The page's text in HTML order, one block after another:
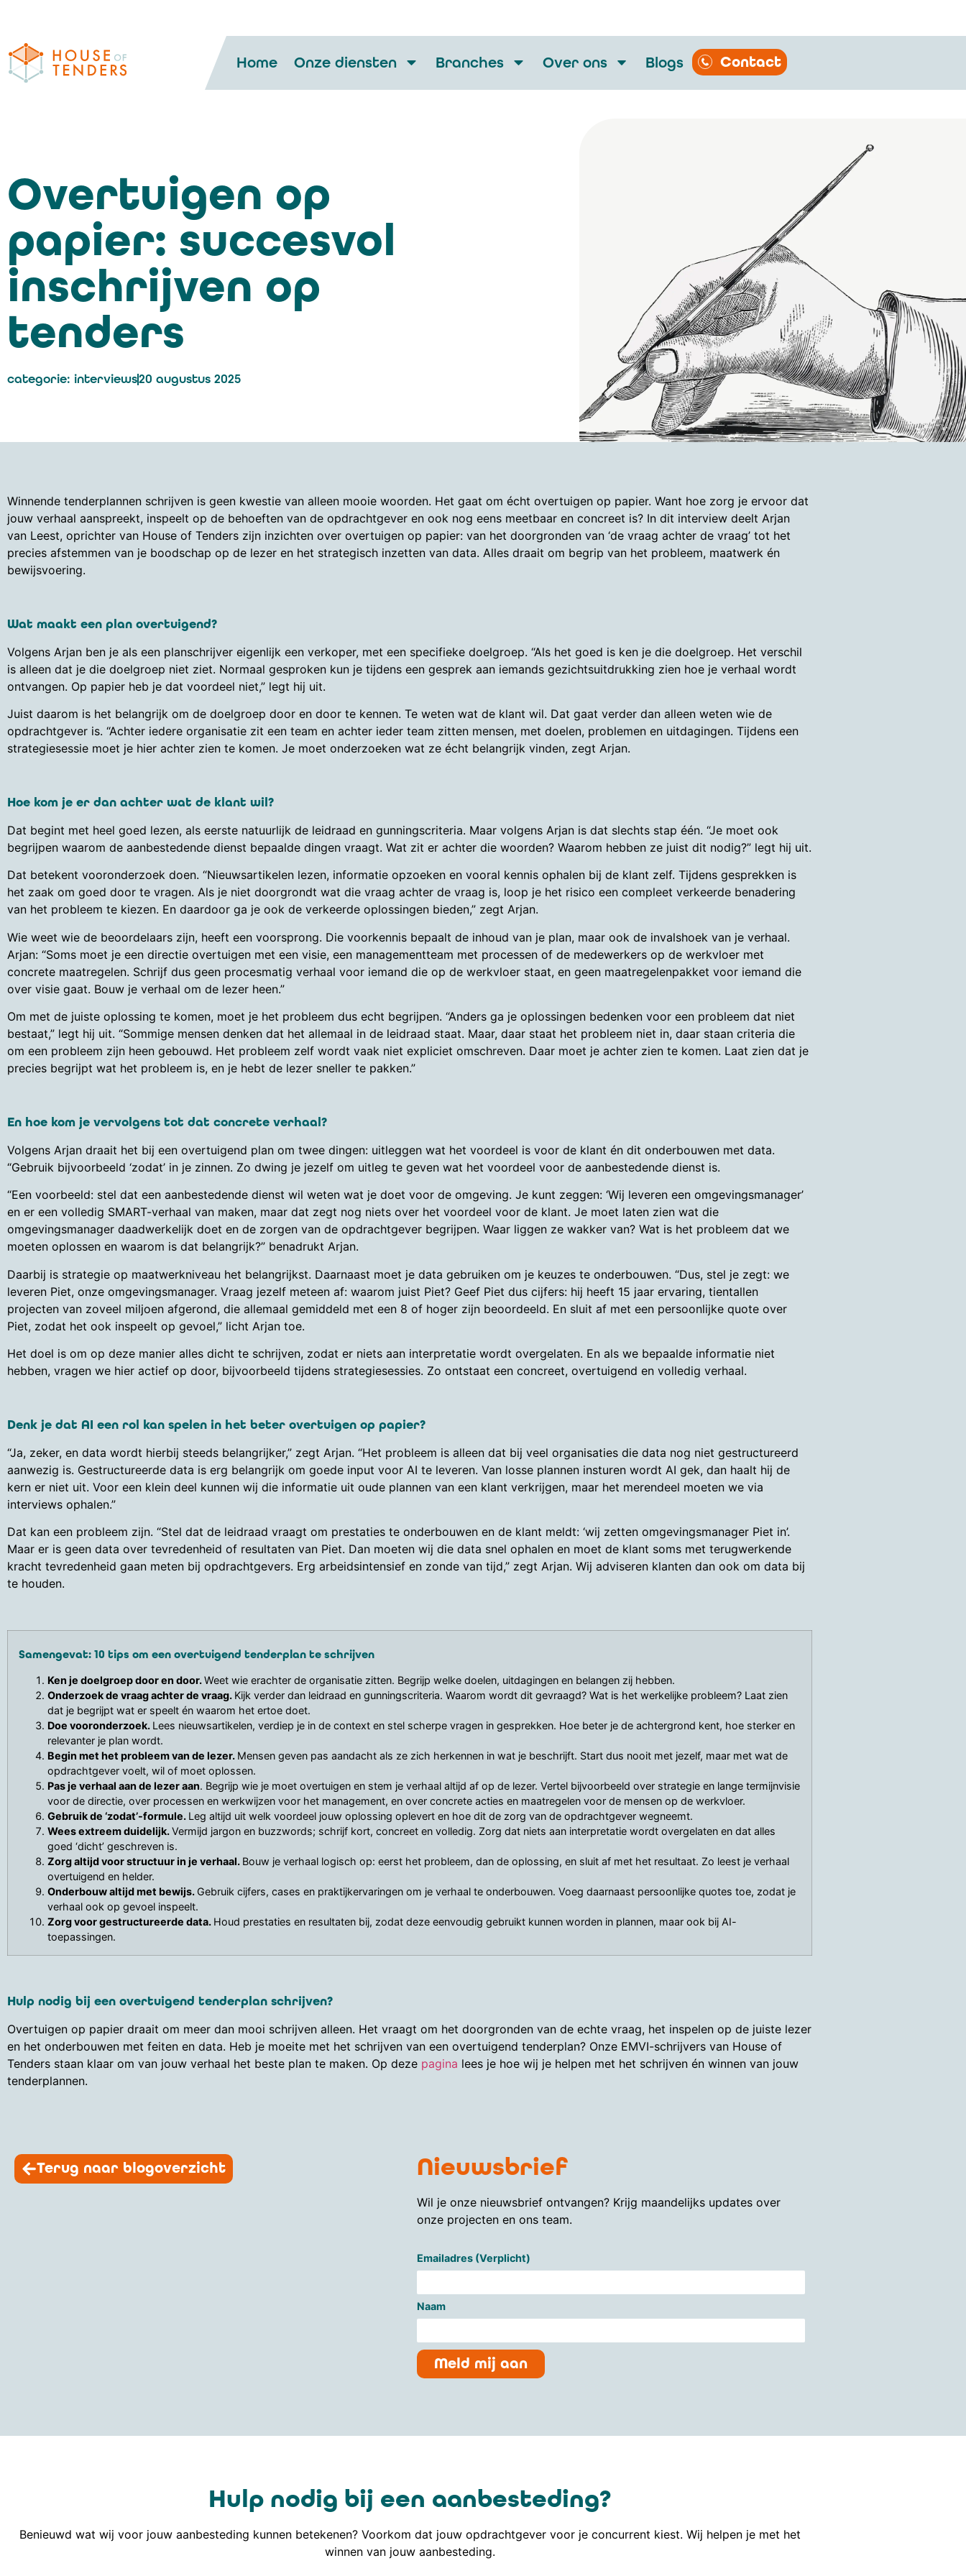
Home Onze diensten Branches Over ons Blogs Contact
Overtuigen op
papier: succesvol
inschrijven op
tenders
categorie: interviews20 augustus 2025
Winnende tenderplannen schrijven is geen kwestie van alleen mooie woorden. Het gaat om écht overtuigen op papier. Want hoe zorg je ervoor dat
jouw verhaal aanspreekt, inspeelt op de behoeften van de opdrachtgever en ook nog eens meetbaar en concreet is? In dit interview deelt Arjan
van Leest, oprichter van House of Tenders zijn inzichten over overtuigen op papier: van het doorgronden van ‘de vraag achter de vraag’ tot het
precies afstemmen van je boodschap op de lezer en het strategisch inzetten van data. Alles draait om begrip van het probleem, maatwerk én
bewijsvoering.
Wat maakt een plan overtuigend?
Volgens Arjan ben je als een planschrijver eigenlijk een verkoper, met een specifieke doelgroep. “Als het goed is ken je die doelgroep. Het verschil
is alleen dat je die doelgroep niet ziet. Normaal gesproken kun je tijdens een gesprek aan iemands gezichtsuitdrukking zien hoe je verhaal wordt
ontvangen. Op papier heb je dat voordeel niet,” legt hij uit.
Juist daarom is het belangrijk om de doelgroep door en door te kennen. Te weten wat de klant wil. Dat gaat verder dan alleen weten wie de
opdrachtgever is. “Achter iedere organisatie zit een team en achter ieder team zitten mensen, met doelen, problemen en uitdagingen. Tijdens een
strategiesessie moet je hier achter zien te komen. Je moet onderzoeken wat ze écht belangrijk vinden, zegt Arjan.
Hoe kom je er dan achter wat de klant wil?
Dat begint met heel goed lezen, als eerste natuurlijk de leidraad en gunningscriteria. Maar volgens Arjan is dat slechts stap één. “Je moet ook
begrijpen waarom de aanbestedende dienst bepaalde dingen vraagt. Wat zit er achter die woorden? Waarom hebben ze juist dit nodig?” legt hij uit.
Dat betekent vooronderzoek doen. “Nieuwsartikelen lezen, informatie opzoeken en vooral kennis ophalen bij de klant zelf. Tijdens gesprekken is
het zaak om goed door te vragen. Als je niet doorgrondt wat die vraag achter de vraag is, loop je het risico een compleet verkeerde benadering
van het probleem te kiezen. En daardoor ga je ook de verkeerde oplossingen bieden,” zegt Arjan.
Wie weet wie de beoordelaars zijn, heeft een voorsprong. Die voorkennis bepaalt de inhoud van je plan, maar ook de invalshoek van je verhaal.
Arjan: “Soms moet je een directie overtuigen met een visie, een managementteam met processen of de medewerkers op de werkvloer met
concrete maatregelen. Schrijf dus geen procesmatig verhaal voor iemand die op de werkvloer staat, en geen maatregelenpakket voor iemand die
over visie gaat. Bouw je verhaal om de lezer heen.”
Om met de juiste oplossing te komen, moet je het probleem dus echt begrijpen. “Anders ga je oplossingen bedenken voor een probleem dat niet
bestaat,” legt hij uit. “Sommige mensen denken dat het allemaal in de leidraad staat. Maar, daar staat het probleem niet in, daar staan criteria die
om een probleem zijn heen gebouwd. Het probleem zelf wordt vaak niet expliciet omschreven. Daar moet je achter zien te komen. Laat zien dat je
precies begrijpt wat het probleem is, en je hebt de lezer sneller te pakken.”
En hoe kom je vervolgens tot dat concrete verhaal?
Volgens Arjan draait het bij een overtuigend plan om twee dingen: uitleggen wat het voordeel is voor de klant én dit onderbouwen met data.
“Gebruik bijvoorbeeld ‘zodat’ in je zinnen. Zo dwing je jezelf om uitleg te geven wat het voordeel voor de aanbestedende dienst is.
“Een voorbeeld: stel dat een aanbestedende dienst wil weten wat je doet voor de omgeving. Je kunt zeggen: ‘Wij leveren een omgevingsmanager’
en er een volledig SMART-verhaal van maken, maar dat zegt nog niets over het voordeel voor de klant. Je moet laten zien wat die
omgevingsmanager daadwerkelijk doet en de zorgen van de opdrachtgever begrijpen. Waar liggen ze wakker van? Wat is het probleem dat we
moeten oplossen en waarom is dat belangrijk?” benadrukt Arjan.
Daarbij is strategie op maatwerkniveau het belangrijkst. Daarnaast moet je data gebruiken om je keuzes te onderbouwen. “Dus, stel je zegt: we
leveren Piet, onze omgevingsmanager. Vraag jezelf meteen af: waarom juist Piet? Geef Piet dus cijfers: hij heeft 15 jaar ervaring, tientallen
projecten van zoveel miljoen afgerond, die allemaal gemiddeld met een 8 of hoger zijn beoordeeld. En sluit af met een persoonlijke quote over
Piet, zodat het ook inspeelt op gevoel,” licht Arjan toe.
Het doel is om op deze manier alles dicht te schrijven, zodat er niets aan interpretatie wordt overgelaten. En als we bepaalde informatie niet
hebben, vragen we hier actief op door, bijvoorbeeld tijdens strategiesessies. Zo ontstaat een concreet, overtuigend en volledig verhaal.
Denk je dat AI een rol kan spelen in het beter overtuigen op papier?
“Ja, zeker, en data wordt hierbij steeds belangrijker,” zegt Arjan. “Het probleem is alleen dat bij veel organisaties die data nog niet gestructureerd
aanwezig is. Gestructureerde data is erg belangrijk om goede input voor AI te leveren. Van losse plannen insturen wordt AI gek, dan haalt hij de
kern er niet uit. Voor een klein deel kunnen wij die informatie uit oude plannen van een klant verkrijgen, maar het merendeel moeten we via
interviews ophalen.”
Dat kan een probleem zijn. “Stel dat de leidraad vraagt om prestaties te onderbouwen en de klant meldt: ‘wij zetten omgevingsmanager Piet in’.
Maar er is geen data over tevredenheid of resultaten van Piet. Dan moeten wij die data snel ophalen en moet de klant soms met terugwerkende
kracht tevredenheid gaan meten bij opdrachtgevers. Erg arbeidsintensief en zonde van tijd,” zegt Arjan. Wij adviseren klanten dan ook om data bij
te houden.
Samengevat: 10 tips om een overtuigend tenderplan te schrijven
Ken je doelgroep door en door.Weet wie erachter de organisatie zitten. Begrijp welke doelen, uitdagingen en belangen zij hebben.
Onderzoek de vraag achter de vraag. Kijk verder dan leidraad en gunningscriteria. Waarom wordt dit gevraagd? Wat is het werkelijke probleem? Laat zien
dat je begrijpt wat er speelt én waarom het ertoe doet.
Doe vooronderzoek. Lees nieuwsartikelen, verdiep je in de context en stel scherpe vragen in gesprekken. Hoe beter je de achtergrond kent, hoe sterker en
relevanter je plan wordt.
Begin met het probleem van de lezer. Mensen geven pas aandacht als ze zich herkennen in wat je beschrijft. Start dus nooit met jezelf, maar met wat de
opdrachtgever voelt, wil of moet oplossen.
Pas je verhaal aan de lezer aan. Begrijp wie je moet overtuigen en stem je verhaal altijd af op de lezer. Vertel bijvoorbeeld over strategie en lange termijnvisie
voor de directie, over processen en werkwijzen voor het management, en over concrete acties en maatregelen voor de mensen op de werkvloer.
Gebruik de ‘zodat’-formule. Leg altijd uit welk voordeel jouw oplossing oplevert en hoe dit de zorg van de opdrachtgever wegneemt.
Wees extreem duidelijk.Vermijd jargon en buzzwords; schrijf kort, concreet en volledig. Zorg dat niets aan interpretatie wordt overgelaten en dat alles
goed ‘dicht’ geschreven is.
Zorg altijd voor structuur in je verhaal. Bouw je verhaal logisch op: eerst het probleem, dan de oplossing, en sluit af met het resultaat. Zo leest je verhaal
overtuigend en helder.
Onderbouw altijd met bewijs.Gebruik cijfers, cases en praktijkervaringen om je verhaal te onderbouwen. Voeg daarnaast persoonlijke quotes toe, zodat je
verhaal ook op gevoel inspeelt.
Zorg voor gestructureerde data. Houd prestaties en resultaten bij, zodat deze eenvoudig gebruikt kunnen worden in plannen, maar ook bij AI-
toepassingen.
Hulp nodig bij een overtuigend tenderplan schrijven?
Overtuigen op papier draait om meer dan mooi schrijven alleen. Het vraagt om het doorgronden van de echte vraag, het inspelen op de juiste lezer
en het onderbouwen met feiten en data. Heb je moeite met het schrijven van een overtuigend tenderplan? Onze EMVI-schrijvers van House of
Tenders staan klaar om van jouw verhaal het beste plan te maken. Op deze pagina lees je hoe wij je helpen met het schrijven én winnen van jouw
tenderplannen.
Terug naar blogoverzicht Nieuwsbrief
Wil je onze nieuwsbrief ontvangen? Krijg maandelijks updates over
onze projecten en ons team.
Emailadres (Verplicht)
Naam
Meld mij aan
Hulp nodig bij een aanbesteding?
Benieuwd wat wij voor jouw aanbesteding kunnen betekenen? Voorkom dat jouw opdrachtgever voor je concurrent kiest. Wij helpen je met het
winnen van jouw aanbesteding.